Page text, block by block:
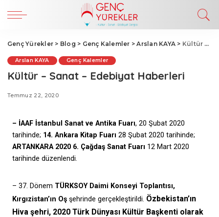
Genç Yürekler > Blog > Genç Kalemler >Arslan KAYA > Kültür – Sanat – Edebiyat Haberleri
Arslan KAYA Genç Kalemler
Kültür – Sanat – Edebiyat Haberleri
Temmuz 22, 2020
– İAAF İstanbul Sanat ve Antika Fuarı, 20 Şubat 2020
tarihinde; 14. Ankara Kitap Fuarı 28 Şubat 2020 tarihinde;
ARTANKARA 2020 6. Çağdaş Sanat Fuarı 12 Mart 2020
tarihinde düzenlendi.
– 37. Dönem TÜRKSOY Daimi Konseyi Toplantısı,
Kırgızistan’ın Oş şehrinde gerçekleştirildi. Özbekistan’ın
Hiva şehri, 2020 Türk Dünyası Kültür Başkenti olarak